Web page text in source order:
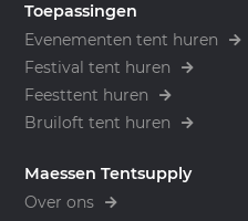
Toepassingen
Evenementen tent huren
Festival tent huren
Feesttent huren
Bruiloft tent huren
Maessen Tentsupply
Over ons